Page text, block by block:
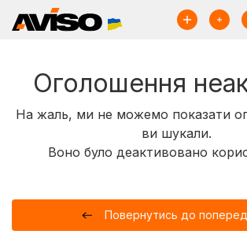
Оголошення
На жаль, ми не можемо показати
ви шукали.
Воно було деактивовано
Повернутись до